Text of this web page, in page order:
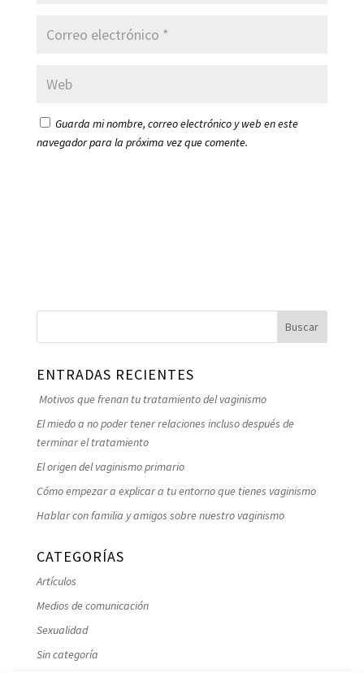
Guarda mi nombre, correo electrónico y web en este
navegador para la próxima vez que comente.
ENTRADAS RECIENTES
Motivos que frenan tu tratamiento del vaginismo
El miedo a no poder tener relaciones incluso después de
terminar el tratamiento
El origen del vaginismo primario
Cómo empezar a explicar a tu entorno que tienes vaginismo
Hablar con familia y amigos sobre nuestro vaginismo
CATEGORÍAS
Artículos
Medios de comunicación
Sexualidad
Sin categoría